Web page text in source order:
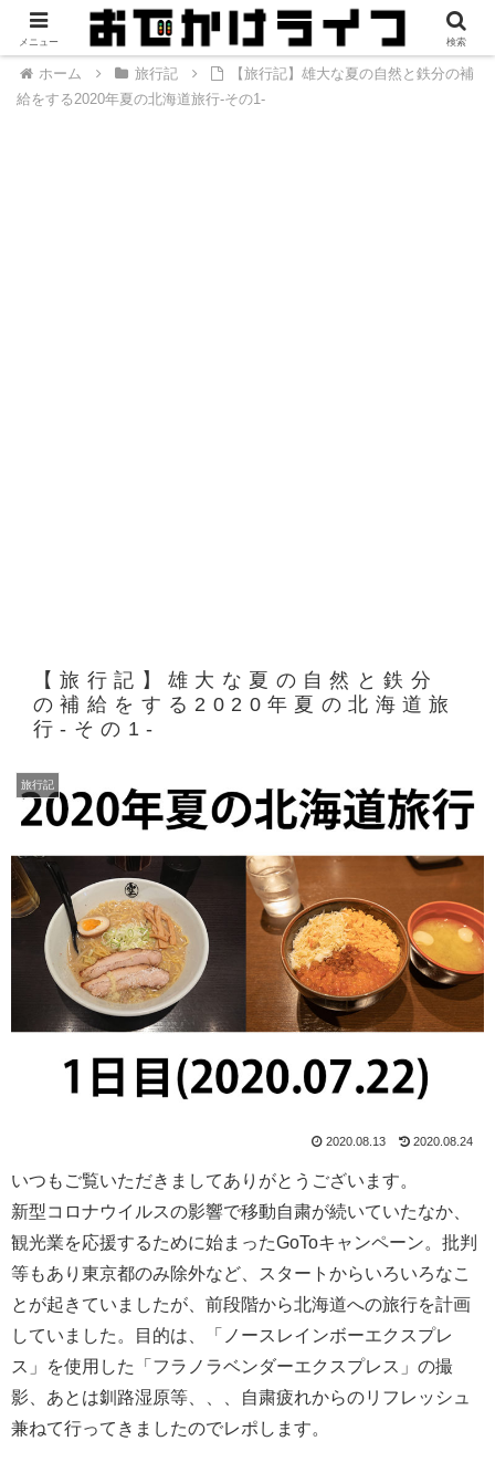
ホーム 旅行記
【旅行記】雄大な夏の自然と鉄分の補
給をする2020年夏の北海道旅行-その1-
【旅行記】雄大な夏の自然と鉄分
の補給をする2020年夏の北海道旅
行-その1-
旅行記
2020.08.13 2020.08.24
いつもご覧いただきましてありがとうございます。
新型コロナウイルスの影響で移動自粛が続いていたなか、
観光業を応援するために始まったGoToキャンペーン。批判
等もあり東京都のみ除外など、スタートからいろいろなこ
とが起きていましたが、前段階から北海道への旅行を計画
していました。目的は、「ノースレインボーエクスプレ
ス」を使用した「フラノラベンダーエクスプレス」の撮
影、あとは釧路湿原等、、、自粛疲れからのリフレッシュ
兼ねて行ってきましたのでレポします。
メニュー 検索